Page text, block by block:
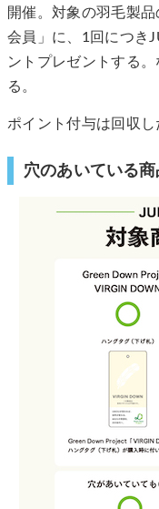
開催。対象の羽毛製
会員」に、1回につき
ントプレゼントする
る。
ポイント付与は回収し
穴のあいている